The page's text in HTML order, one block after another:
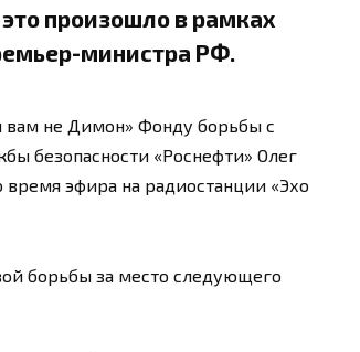
произошло в рамках
министра РФ.
вам не Димон» Фонду борьбы с
безопасности «Роснефти» Олег
эфира на радиостанции «Эхо
борьбы за место следующего